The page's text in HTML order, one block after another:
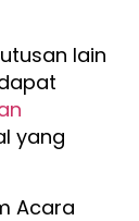
lain
yang
Acara